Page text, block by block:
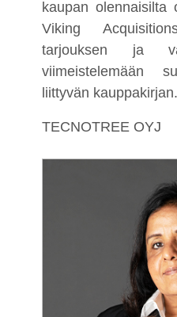
kaupan
Viking
tarjouksen ja
viimeistelemään
liittyvän kauppakirjan.
TECNOTREE OYJ